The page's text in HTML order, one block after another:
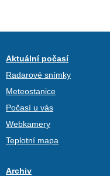
Aktuální počasí
Radarové snímky
Meteostanice
Počasí u vás
Webkamery
Teplotní mapa
Archiv